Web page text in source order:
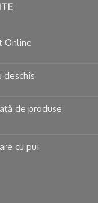
Online
deschis
de produse
cu pui